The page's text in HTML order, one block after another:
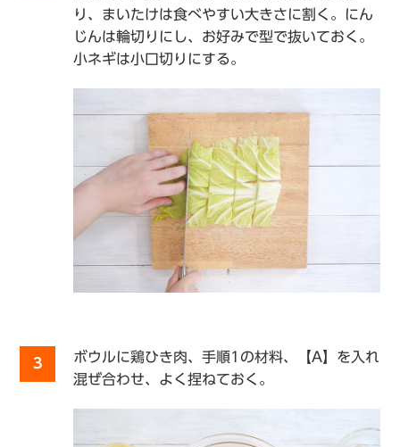
り、まいたけは食べやすい大きさに割く。にん
じんは輪切りにし、お好みで型で抜いておく。
小ネギは小口切りにする。
3
ボウルに鶏ひき肉、手順1の材料、【A】を入れ
混ぜ合わせ、よく捏ねておく。